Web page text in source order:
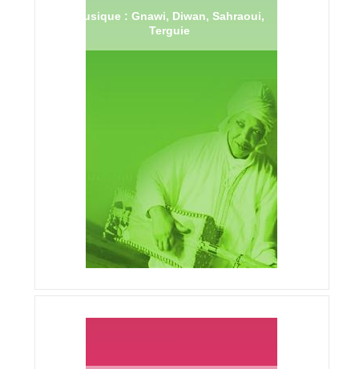
Musique : Gnawi, Diwan, Sahraoui,
Terguie